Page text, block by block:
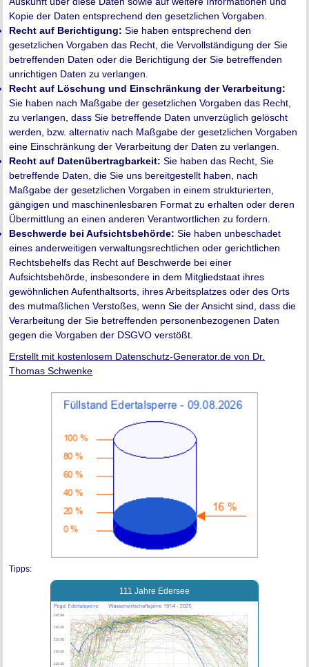
Kopie der Daten entsprechend den gesetzlichen Vorgaben.
Recht auf Berichtigung: Sie haben entsprechend den
gesetzlichen Vorgaben das Recht, die Vervollständigung der Sie
betreffenden Daten oder die Berichtigung der Sie betreffenden
unrichtigen Daten zu verlangen.
Recht auf Löschung und Einschränkung der Verarbeitung:
Sie haben nach Maßgabe der gesetzlichen Vorgaben das Recht,
zu verlangen, dass Sie betreffende Daten unverzüglich gelöscht
werden, bzw. alternativ nach Maßgabe der gesetzlichen Vorgaben
eine Einschränkung der Verarbeitung der Daten zu verlangen.
Recht auf Datenübertragbarkeit: Sie haben das Recht, Sie
betreffende Daten, die Sie uns bereitgestellt haben, nach
Maßgabe der gesetzlichen Vorgaben in einem strukturierten,
gängigen und maschinenlesbaren Format zu erhalten oder deren
Übermittlung an einen anderen Verantwortlichen zu fordern.
Beschwerde bei Aufsichtsbehörde: Sie haben unbeschadet
eines anderweitigen verwaltungsrechtlichen oder gerichtlichen
Rechtsbehelfs das Recht auf Beschwerde bei einer
Aufsichtsbehörde, insbesondere in dem Mitgliedstaat ihres
gewöhnlichen Aufenthaltsorts, ihres Arbeitsplatzes oder des Orts
des mutmaßlichen Verstoßes, wenn Sie der Ansicht sind, dass die
Verarbeitung der Sie betreffenden personenbezogenen Daten
gegen die Vorgaben der DSGVO verstößt.
Erstellt mit kostenlosem Datenschutz-Generator.de von Dr.
Thomas Schwenke
Tipps:
111 Jahre Edersee